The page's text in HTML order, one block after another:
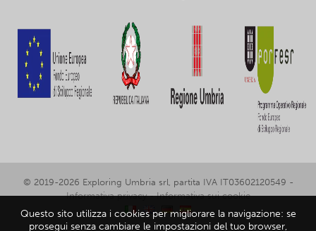
© 2019-2026 Exploring Umbria srl, partita IVA IT03602120549 -
Informativa privacy-Informativa sui cookie
Questo sito utilizza i cookies per migliorare la navigazione: se
prosegui senza cambiare le impostazioni del tuo browser,